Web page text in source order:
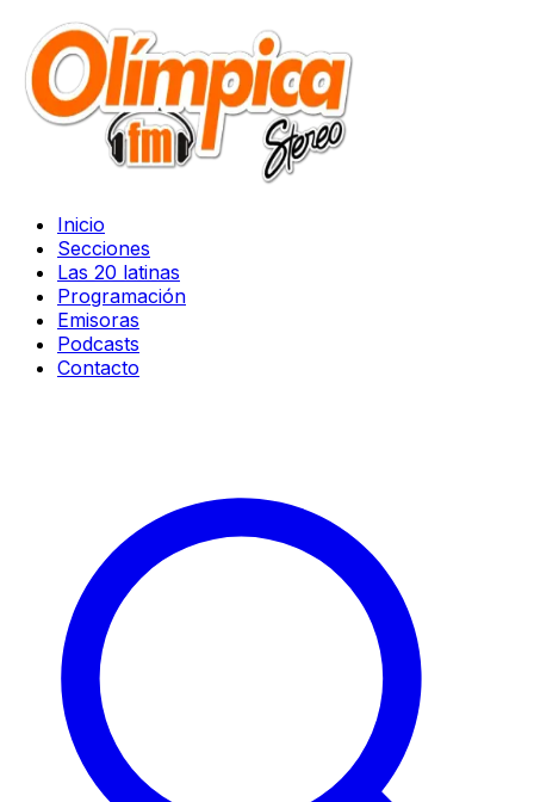
Inicio
Secciones
Las 20 latinas
Programación
Emisoras
Podcasts
Contacto